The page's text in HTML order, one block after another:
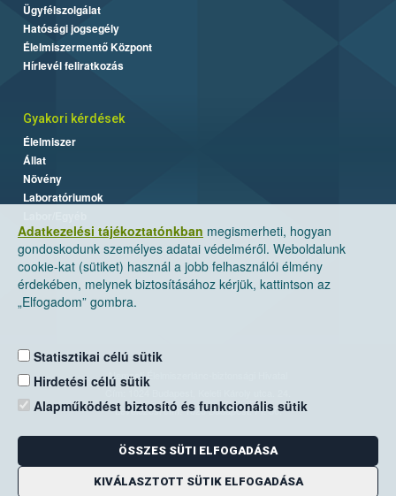
Adatkezelési tájékoztatónkban megismerheti, hogyan
gondoskodunk személyes adatai védelméről. Weboldalunk
cookie-kat (sütiket) használ a jobb felhasználói élmény
érdekében, melynek biztosításához kérjük, kattintson az
„Elfogadom” gombra.
Statisztikai célú sütik
Hirdetési célú sütik
Alapműködést biztosító és funkcionális sütik
ÖSSZES SÜTI ELFOGADÁSA
KIVÁLASZTOTT SÜTIK ELFOGADÁSA
Ügyfélszolgálat
Hatósági jogsegély
Élelmiszermentő Központ
Hírlevél feliratkozás
Gyakori kérdések
Élelmiszer
Állat
Növény
Laboratóriumok
Nemzeti Élelmiszerlánc-biztonsági Hivatal
Levelezési cím: 1525 Budapest. Pf. 30.
E-mail:ugyfelszolgalat@nebih.gov.hu
Zöld szám: 06-80/263-244